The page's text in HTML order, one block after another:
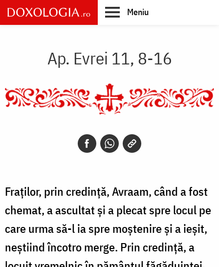
Skip
to
main
Meniu
Ap. Evrei 11, 8-16
Fraților, prin credință, Avraam, când a fost
chemat, a ascultat și a plecat spre locul pe
care urma să-l ia spre moștenire și a ieșit,
neștiind încotro merge. Prin credință, a